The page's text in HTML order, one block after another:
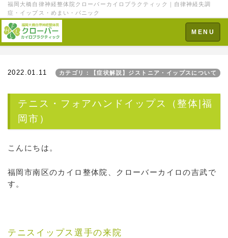
福岡大橋自律神経整体院クローバーカイロプラクティック｜自律神経失調
症・イップス・めまい・パニック
Toggle
navigation
MENU
2022.01.11 カテゴリ：【症状解説】ジストニア・イップスについて
テニス・フォアハンドイップス（整体|福
岡市）
こんにちは。
福岡市南区のカイロ整体院、クローバーカイロの吉武で
す。
テニスイップス選手の来院